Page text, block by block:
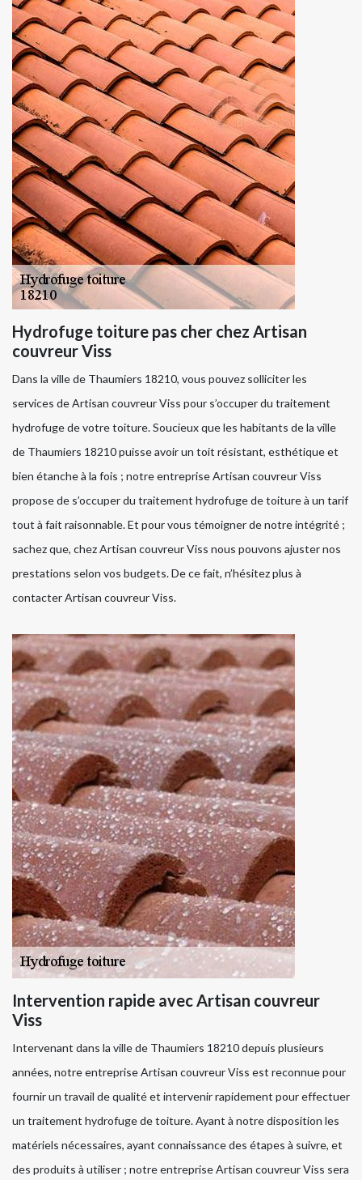
Hydrofuge toiture pas cher chez Artisan
couvreur Viss
Dans la ville de Thaumiers 18210, vous pouvez solliciter les
services de Artisan couvreur Viss pour s’occuper du traitement
hydrofuge de votre toiture. Soucieux que les habitants de la ville
de Thaumiers 18210 puisse avoir un toit résistant, esthétique et
bien étanche à la fois ; notre entreprise Artisan couvreur Viss
propose de s’occuper du traitement hydrofuge de toiture à un tarif
tout à fait raisonnable. Et pour vous témoigner de notre intégrité ;
sachez que, chez Artisan couvreur Viss nous pouvons ajuster nos
prestations selon vos budgets. De ce fait, n’hésitez plus à
contacter Artisan couvreur Viss.
Intervention rapide avec Artisan couvreur
Viss
Intervenant dans la ville de Thaumiers 18210 depuis plusieurs
années, notre entreprise Artisan couvreur Viss est reconnue pour
fournir un travail de qualité et intervenir rapidement pour effectuer
un traitement hydrofuge de toiture. Ayant à notre disposition les
matériels nécessaires, ayant connaissance des étapes à suivre, et
des produits à utiliser ; notre entreprise Artisan couvreur Viss sera